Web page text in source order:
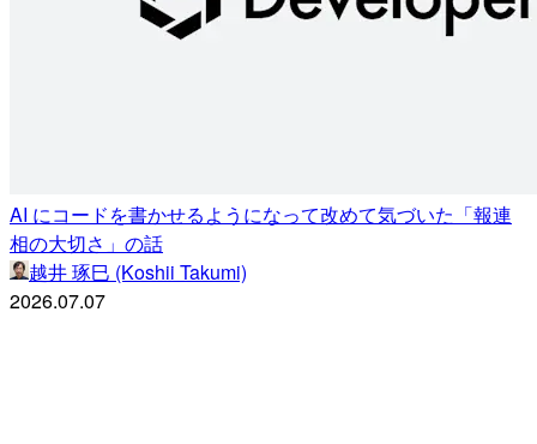
AI にコードを書かせるようになって改めて気づいた「報連
相の大切さ」の話
越井 琢巳 (Koshii Takumi)
2026.07.07